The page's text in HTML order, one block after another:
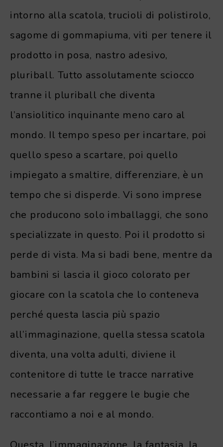
intorno alla scatola, trucioli di polistirolo,
sagome di gommapiuma, viti per tenere il
prodotto in posa, nastro adesivo,
pluriball. Tutto assolutamente sciocco
tranne il pluriball che diventa
l’ansiolitico inquinante meno caro al
mondo. Il tempo speso per incartare, poi
quello speso a scartare, poi quello
impiegato a smaltire, differenziare, è un
tempo che si disperde. Vi sono imprese
che producono solo imballaggi, che sono
specializzate in questo. Poi il prodotto si
perde di vista. Ma si badi bene, mentre da
bambini si lascia il gioco colorato per
giocare con la scatola che lo conteneva
perché questa lascia più spazio
all’immaginazione, quella stessa scatola
diventa, una volta adulti, diviene il
contenitore di tutte le tracce narrative
necessarie a far reggere le bugie che
raccontiamo a noi e al mondo.